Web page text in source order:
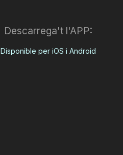
Descarrega't l'APP:
Disponible per iOS i Android